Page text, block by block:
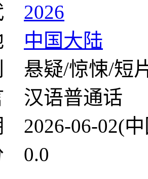
2026
中国大陆
疑/惊悚/短片
语普通话
2026-06-02(
0.0